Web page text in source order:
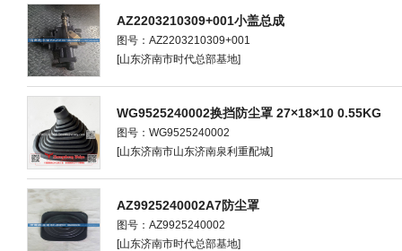
AZ2203210309+001小盖总成
图号：AZ2203210309+001
[山东济南市时代总部基地]
WG9525240002换挡防尘罩 27×18×10 0.55KG
图号：WG9525240002
[山东济南市山东济南泉利重配城]
AZ9925240002A7防尘罩
图号：AZ9925240002
[山东济南市时代总部基地]